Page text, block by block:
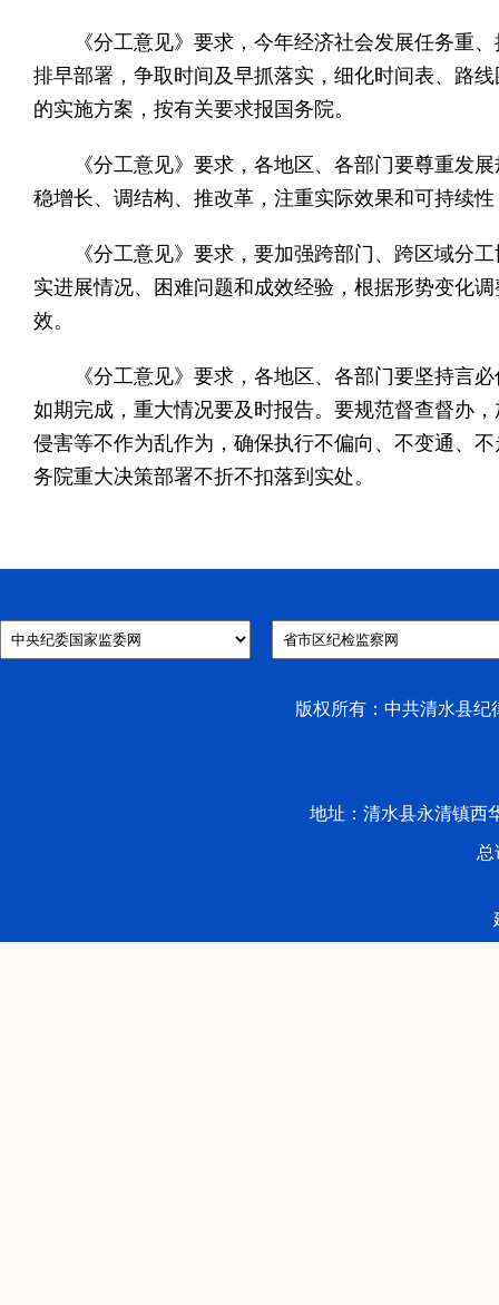
《分工意见》要求，今年经济社会发展任务重、
排早部署，争取时间及早抓落实，细化时间表、路
的实施方案，按有关要求报国务院。
《分工意见》要求，各地区、各部门要尊重发展
稳增长、调结构、推改革，注重实际效果和可持续
《分工意见》要求，要加强跨部门、跨区域分工
实进展情况、困难问题和成效经验，根据形势变化
效。
《分工意见》要求，各地区、各部门要坚持言必
如期完成，重大情况要及时报告。要规范督查督办
侵害等不作为乱作为，确保执行不偏向、不变通、
务院重大决策部署不折不扣落到实处。
版权所有：中共清水县纪
地址：清水县永清镇西
总